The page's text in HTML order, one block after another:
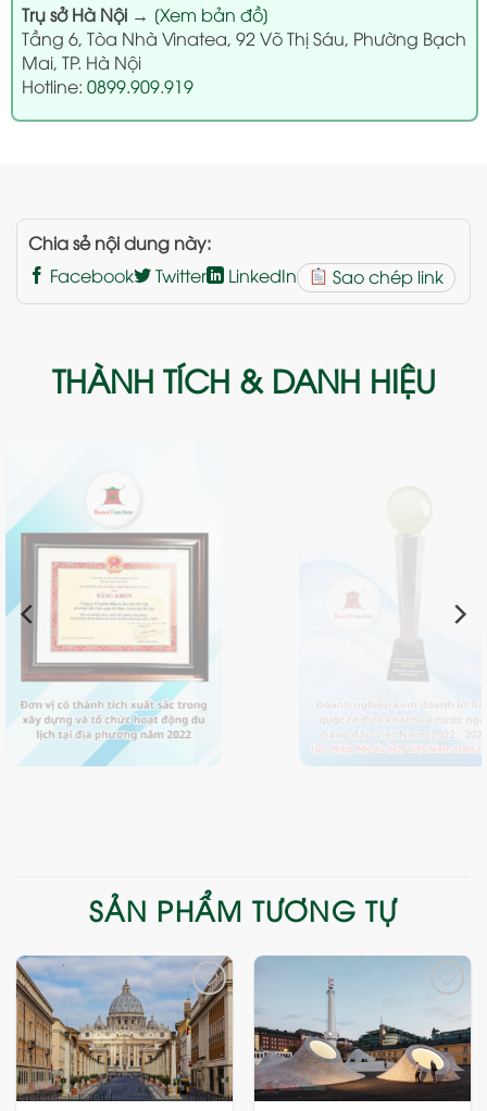
Trụ sở Hà Nội→ [Xem bản đồ]
Tầng 6, Tòa Nhà Vinatea, 92 Võ Thị Sáu, Phường Bạch
Mai, TP. Hà Nội
Hotline: 0899.909.919
Chia sẻ nội dung này:
Facebook
Twitter LinkedIn Sao chép link
THÀNH TÍCH & DANH HIỆU
SẢN PHẨM TƯƠNG TỰ
Add
to
wishlist
to
wishlist